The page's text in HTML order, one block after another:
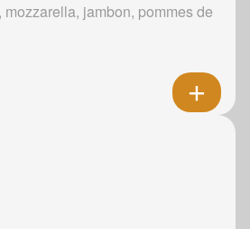
jambon, pommes de